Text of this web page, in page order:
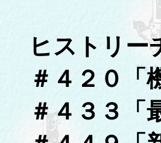
ヒストリー
＃４２０「
＃４３３「